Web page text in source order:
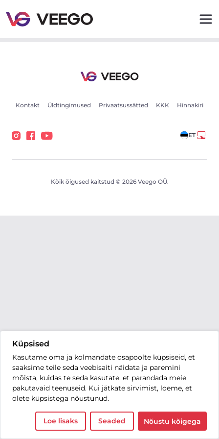
Küpsised
Kasutame oma ja kolmandate osapoolte küpsiseid, et
saaksime teile seda veebisaiti näidata ja paremini
mõista, kuidas te seda kasutate, et parandada meie
pakutavaid teenuseid. Kui jätkate sirvimist, loeme, et
olete küpsistega nõustunud.
Loe lisaks Seaded Nõustu kõigega
Kontakt Üldtingimused Privaatsussätted KKK Hinnakiri
ET
Kõik õigused kaitstud © 2026 Veego OÜ.